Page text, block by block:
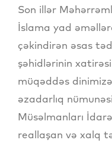
Son illər
İslama yad
çəkindirən əsas
şəhidlərinin
müqəddəs
əzadarlıq
Müsəlmanları
reallaşan və xalq